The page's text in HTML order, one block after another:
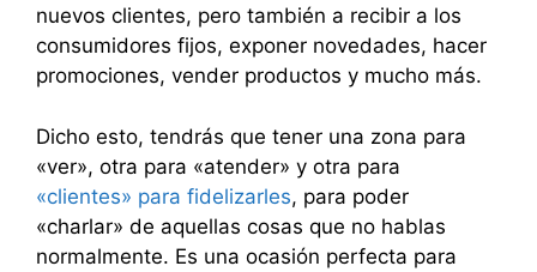
nuevos clientes, pero también a recibir a los
consumidores fijos, exponer novedades, hacer
promociones, vender productos y mucho más.
Dicho esto, tendrás que tener una zona para
«ver», otra para «atender» y otra para
«clientes» para fidelizarles, para poder
«charlar» de aquellas cosas que no hablas
normalmente. Es una ocasión perfecta para